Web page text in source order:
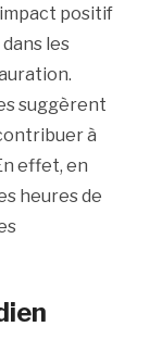
positif
les
suggèrent
à
effet, en
heures de